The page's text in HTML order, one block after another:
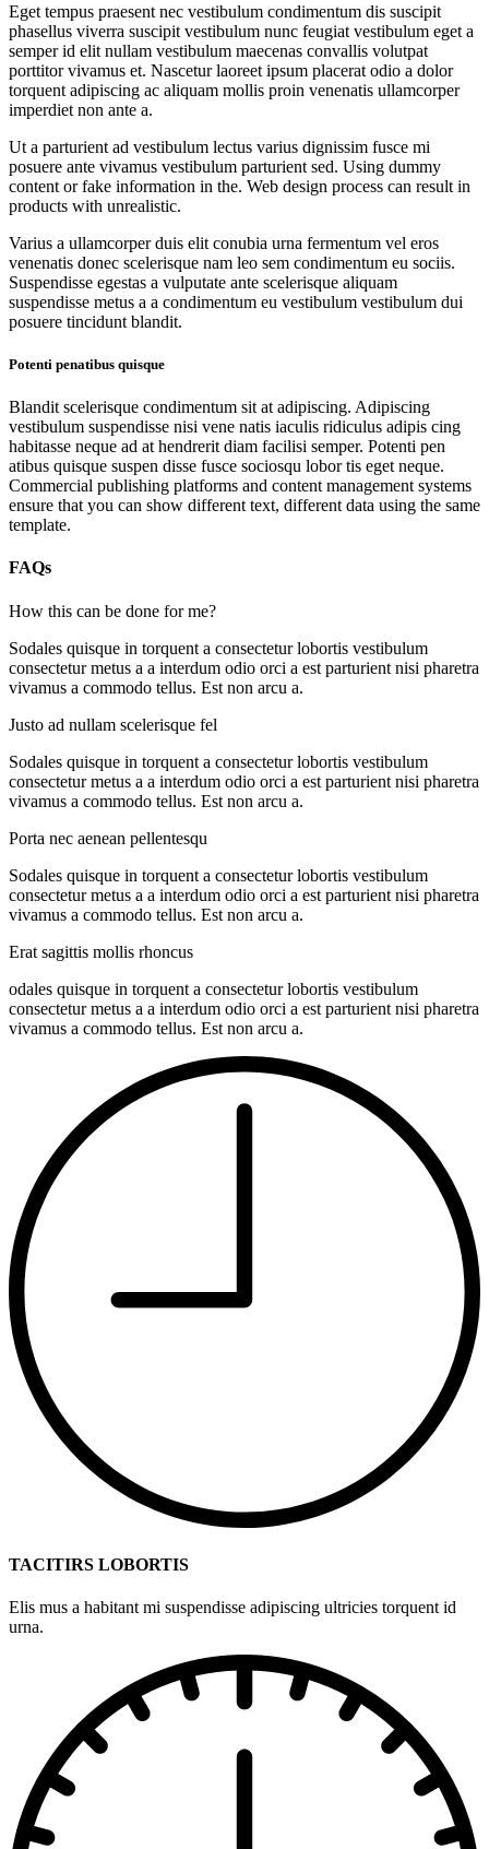
Eget tempus praesent nec vestibulum condimentum dis suscipit
phasellus viverra suscipit vestibulum nunc feugiat vestibulum eget a
semper id elit nullam vestibulum maecenas convallis volutpat
porttitor vivamus et. Nascetur laoreet ipsum placerat odio a dolor
torquent adipiscing ac aliquam mollis proin venenatis ullamcorper
imperdiet non ante a.
Ut a parturient ad vestibulum lectus varius dignissim fusce mi
posuere ante vivamus vestibulum parturient sed. Using dummy
content or fake information in the. Web design process can result in
products with unrealistic.
Varius a ullamcorper duis elit conubia urna fermentum vel eros
venenatis donec scelerisque nam leo sem condimentum eu sociis.
Suspendisse egestas a vulputate ante scelerisque aliquam
suspendisse metus a a condimentum eu vestibulum vestibulum dui
posuere tincidunt blandit.
Potenti penatibus quisque
Blandit scelerisque condimentum sit at adipiscing. Adipiscing
vestibulum suspendisse nisi vene natis iaculis ridiculus adipis cing
habitasse neque ad at hendrerit diam facilisi semper. Potenti pen
atibus quisque suspen disse fusce sociosqu lobor tis eget neque.
Commercial publishing platforms and content management systems
ensure that you can show different text, different data using the same
template.
FAQs
How this can be done for me?
Sodales quisque in torquent a consectetur lobortis vestibulum
consectetur metus a a interdum odio orci a est parturient nisi pharetra
vivamus a commodo tellus. Est non arcu a.
Justo ad nullam scelerisque fel
Sodales quisque in torquent a consectetur lobortis vestibulum
consectetur metus a a interdum odio orci a est parturient nisi pharetra
vivamus a commodo tellus. Est non arcu a.
Porta nec aenean pellentesqu
Sodales quisque in torquent a consectetur lobortis vestibulum
consectetur metus a a interdum odio orci a est parturient nisi pharetra
vivamus a commodo tellus. Est non arcu a.
Erat sagittis mollis rhoncus
odales quisque in torquent a consectetur lobortis vestibulum
consectetur metus a a interdum odio orci a est parturient nisi pharetra
vivamus a commodo tellus. Est non arcu a.
TACITIRS LOBORTIS
Elis mus a habitant mi suspendisse adipiscing ultricies torquent id
urna.